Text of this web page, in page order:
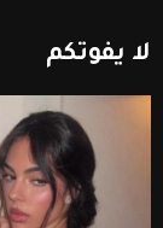
لا يفوتكم